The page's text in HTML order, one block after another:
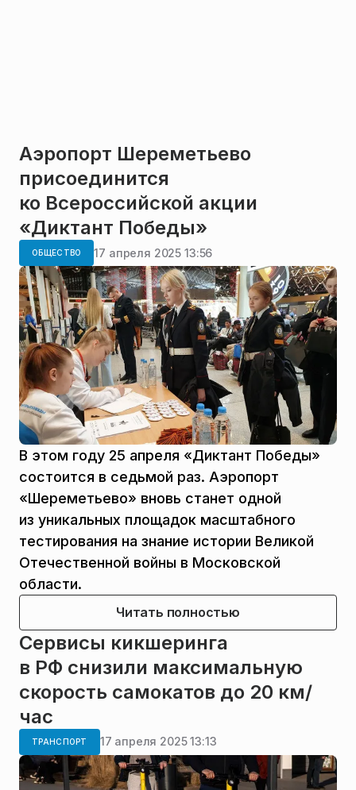
Аэропорт Шереметьево
присоединится
ко Всероссийской акции
«Диктант Победы»
ОБЩЕСТВО 17 апреля 2025 13:56
В этом году 25 апреля «Диктант Победы»
состоится в седьмой раз. Аэропорт
«Шереметьево» вновь станет одной
из уникальных площадок масштабного
тестирования на знание истории Великой
Отечественной войны в Московской
области.
Читать полностью
Сервисы кикшеринга
в РФ снизили максимальную
скорость самокатов до 20 км/
час
ТРАНСПОРТ 17 апреля 2025 13:13